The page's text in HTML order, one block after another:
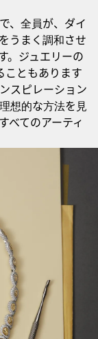
、全員が、ダイ
うまく調和させ
。ジュエリーの
こともあります
スピレーション
想的な方法を見
べてのアーティ